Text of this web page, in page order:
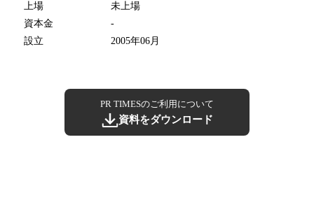
上場
未上場
資本金
-
設立
2005年06月
PR TIMESのご利用について
資料をダウンロード